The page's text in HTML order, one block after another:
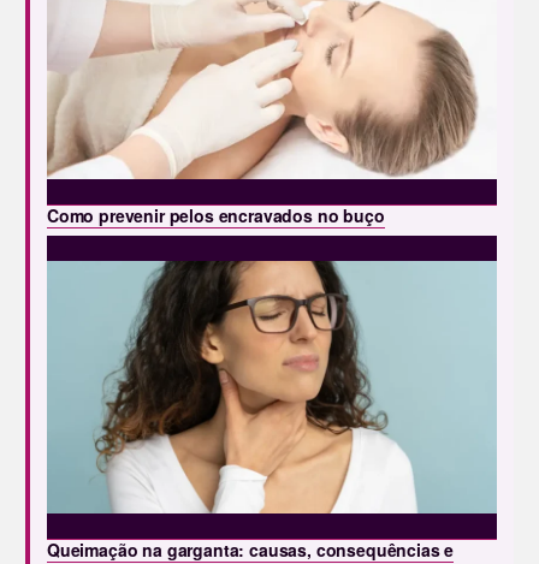
Como prevenir pelos encravados no buço
Queimação na garganta: causas, consequências e